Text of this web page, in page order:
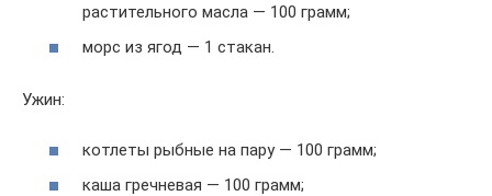
растительного масла — 100 грамм;
морс из ягод — 1 стакан.
Ужин:
котлеты рыбные на пару — 100 грамм;
каша гречневая — 100 грамм;